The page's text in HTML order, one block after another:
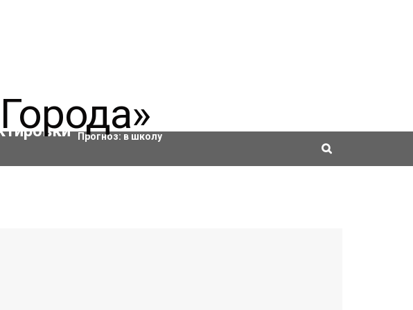
Актировки
Прогноз: в школу